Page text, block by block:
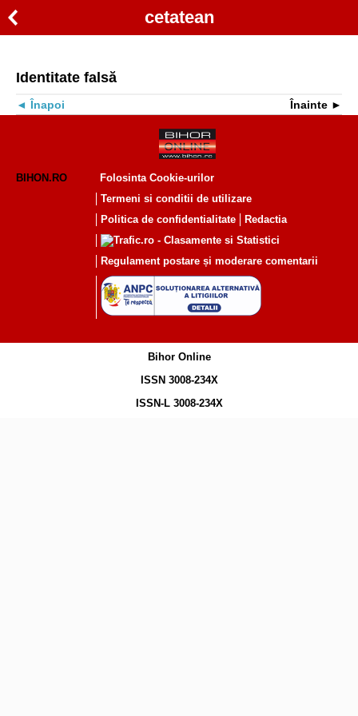
cetatean
Identitate falsă
Înapoi Înainte
BIHON.RO
Folosinta Cookie-urilor
Termeni si conditii de utilizare
Politica de confidentialitate
Redactia
Regulament postare și moderare comentarii
Bihor Online
ISSN 3008-234X
ISSN-L 3008-234X